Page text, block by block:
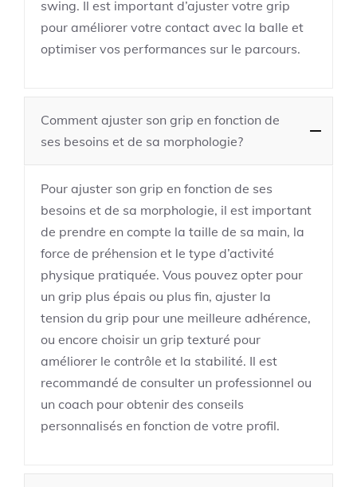
swing. Il est important d’ajuster votre grip
pour améliorer votre contact avec la balle et
optimiser vos performances sur le parcours.
Comment ajuster son grip en fonction de
ses besoins et de sa morphologie?
Pour ajuster son grip en fonction de ses
besoins et de sa morphologie, il est important
de prendre en compte la taille de sa main, la
force de préhension et le type d’activité
physique pratiquée. Vous pouvez opter pour
un grip plus épais ou plus fin, ajuster la
tension du grip pour une meilleure adhérence,
ou encore choisir un grip texturé pour
améliorer le contrôle et la stabilité. Il est
recommandé de consulter un professionnel ou
un coach pour obtenir des conseils
personnalisés en fonction de votre profil.